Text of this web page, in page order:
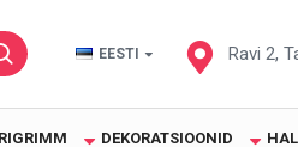
EESTI Ravi 2,
DEKORATSIOONID